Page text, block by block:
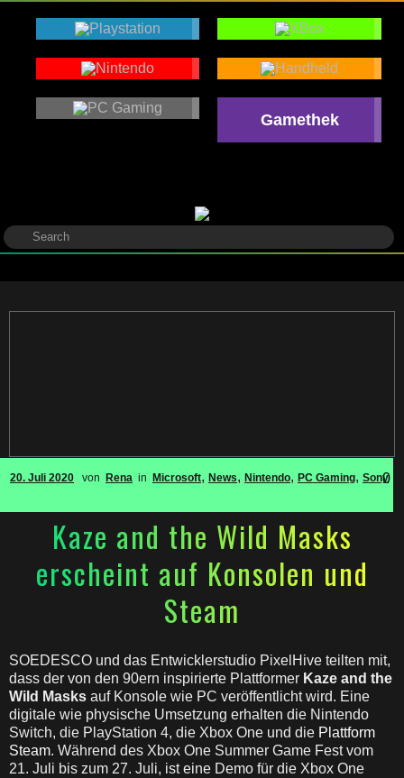
Gamethek
20. Juli 2020 von Rena in Microsoft, News, Nintendo, PC Gaming, Sony
0
Kaze and the Wild Masks
erscheint auf Konsolen und
Steam
SOEDESCO und das Entwicklerstudio PixelHive teilten mit,
dass der von den 90ern inspirierte Plattformer Kaze and the
Wild Masks auf Konsole wie PC veröffentlicht wird. Eine
digitale wie physische Umsetzung erhalten die Nintendo
Switch, die PlayStation 4, die Xbox One und die Plattform
Steam. Während des Xbox One Summer Game Fest vom
21. Juli bis zum 27. Juli, ist eine Demo für die Xbox One